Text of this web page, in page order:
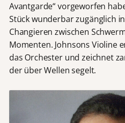
Avantgarde“ vorgeworfen
Stück wunderbar zugänglich
Changieren zwischen
Momenten. Johnsons Violine
das Orchester und zeichnet
der über Wellen segelt.